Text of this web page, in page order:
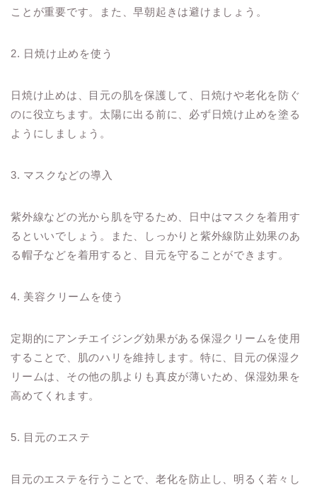
ことが重要です。また、早朝起きは避けましょう。
2. 日焼け止めを使う
日焼け止めは、目元の肌を保護して、日焼けや老化を防ぐ
のに役立ちます。太陽に出る前に、必ず日焼け止めを塗る
ようにしましょう。
3. マスクなどの導入
紫外線などの光から肌を守るため、日中はマスクを着用す
るといいでしょう。また、しっかりと紫外線防止効果のあ
る帽子などを着用すると、目元を守ることができます。
4. 美容クリームを使う
定期的にアンチエイジング効果がある保湿クリームを使用
することで、肌のハリを維持します。特に、目元の保湿ク
リームは、その他の肌よりも真皮が薄いため、保湿効果を
高めてくれます。
5. 目元のエステ
目元のエステを行うことで、老化を防止し、明るく若々し